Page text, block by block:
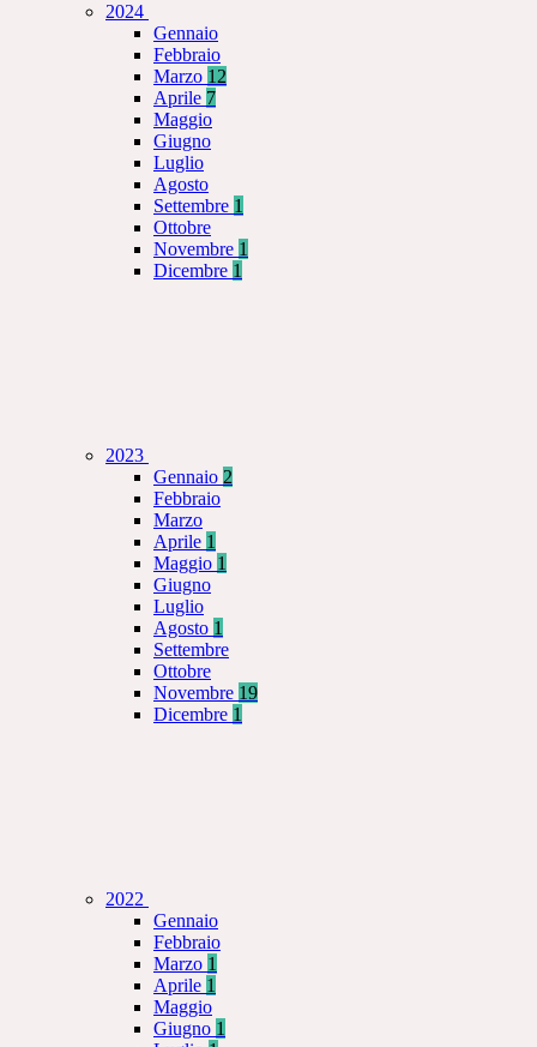
2024
Gennaio
Febbraio
Marzo 12
Aprile 7
Maggio
Giugno
Luglio
Agosto
Settembre 1
Ottobre
Novembre 1
Dicembre 1
2023
Gennaio 2
Febbraio
Marzo
Aprile 1
Maggio 1
Giugno
Luglio
Agosto 1
Settembre
Ottobre
Novembre 19
Dicembre 1
2022
Gennaio
Febbraio
Marzo 1
Aprile 1
Maggio
Giugno 1